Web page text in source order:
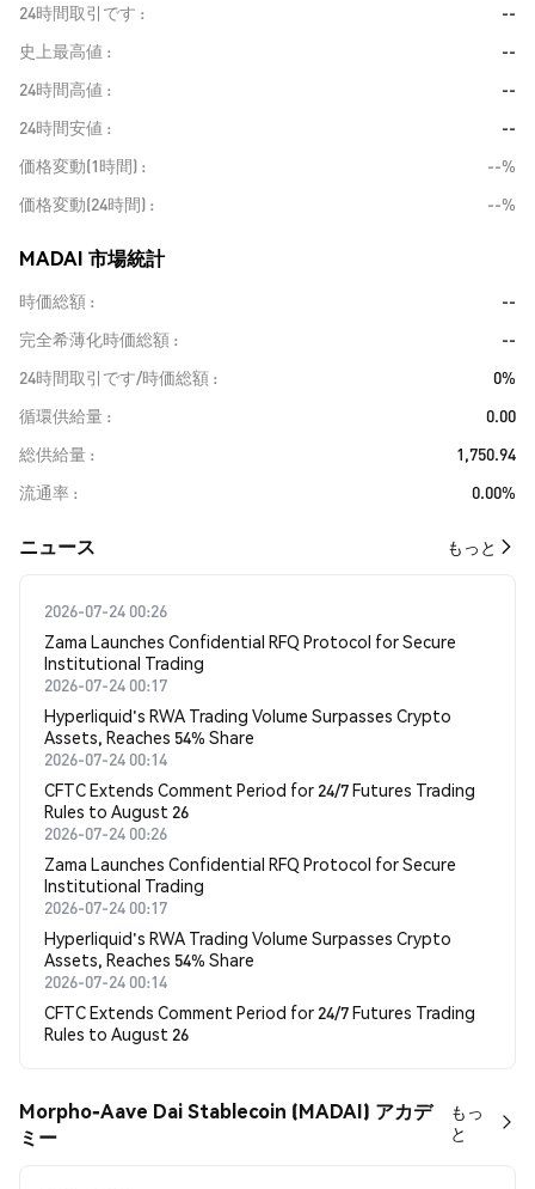
24時間取引です
--
史上最高値
--
24時間高値
--
24時間安値
--
価格変動(1時間)
--%
価格変動(24時間)
--%
MADAI 市場統計
時価総額
--
完全希薄化時価総額
--
24時間取引です/時価総額
0%
循環供給量
0.00
総供給量
1,750.94
流通率
0.00%
​​ニュース​​ もっと
2026-07-24 00:26
Zama Launches Confidential RFQ Protocol for Secure
Institutional Trading
2026-07-24 00:17
Hyperliquid's RWA Trading Volume Surpasses Crypto
Assets, Reaches 54% Share
2026-07-24 00:14
CFTC Extends Comment Period for 24/7 Futures Trading
Rules to August 26
2026-07-24 00:26
Zama Launches Confidential RFQ Protocol for Secure
Institutional Trading
2026-07-24 00:17
Hyperliquid's RWA Trading Volume Surpasses Crypto
Assets, Reaches 54% Share
2026-07-24 00:14
CFTC Extends Comment Period for 24/7 Futures Trading
Rules to August 26
Morpho-Aave Dai Stablecoin (MADAI) アカデ
ミー
もっ
と